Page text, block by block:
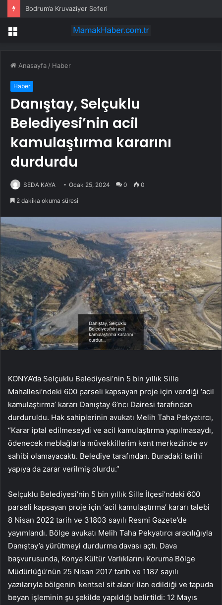
Bodrum’a Kruvaziyer Seferi
Menü
Anasayfa / Haber
Haber
Danıştay, Selçuklu
Belediyesi’nin acil
kamulaştırma kararını
durdurdu
SEDA KAYA Ocak 25, 2024 0 0
2 dakika okuma süresi
KONYA’da Selçuklu Belediyesi’nin 5 bin yıllık Sille
Mahallesi’ndeki 600 parseli kapsayan proje için verdiği ‘acil
kamulaştırma’ kararı Danıştay 6’ncı Dairesi tarafından
durduruldu. Hak sahiplerinin avukatı Melih Taha Pekyatırcı,
“Karar iptal edilmeseydi ve acil kamulaştırma yapılmasaydı,
ödenecek meblağlarla müvekkillerim kent merkezinde ev
sahibi olamayacaktı. Belediye tarafından. Buradaki tarihi
yapıya da zarar verilmiş olurdu.”
Selçuklu Belediyesi’nin 5 bin yıllık Sille İlçesi’ndeki 600
parseli kapsayan proje için ‘acil kamulaştırma’ kararı talebi
8 Nisan 2022 tarih ve 31803 sayılı Resmi Gazete’de
yayımlandı. Bölge avukatı Melih Taha Pekyatırcı aracılığıyla
Danıştay’a yürütmeyi durdurma davası açtı. Dava
başvurusunda, Konya Kültür Varlıklarını Koruma Bölge
Müdürlüğü’nün 25 Nisan 2017 tarih ve 1187 sayılı
yazılarıyla bölgenin ‘kentsel sit alanı’ ilan edildiği ve tapuda
beyan işleminin şu şekilde yapıldığı belirtildi: 12 Mayıs